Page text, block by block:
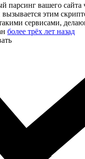
парсинг вашего сайта
вызывается этим
сервисами,
более трёх лет назад